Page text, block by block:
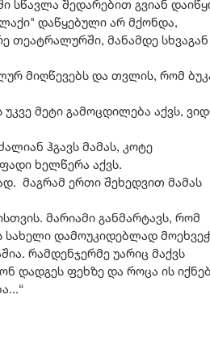
სწავლა შედარებით გვიან
დაწყებული არ მქონდა,
თეატრალურში, მანამდე სხვაგან
მიღწევებს და თვლის, რომ
მეტი გამოცდილება აქვს,
ჰგავს მამას, კოტე
ხელწერა აქვს.
მაგრამ ერთი შეხედვით მამას
მარიამი განმარტავს, რომ
სახელი დამოუკიდებლად
რამდენჯერმე უარიც მაქვს
დადგეს ფეხზე და როცა ის